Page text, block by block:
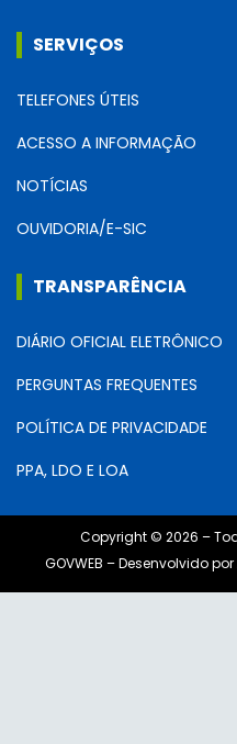
SERVIÇOS
TELEFONES ÚTEIS
ACESSO A INFORMAÇÃO
NOTÍCIAS
OUVIDORIA/E-SIC
TRANSPARÊNCIA
DIÁRIO OFICIAL ELETRÔNICO
PERGUNTAS FREQUENTES
POLÍTICA DE PRIVACIDADE
PPA, LDO E LOA
Copyright © 2026 –
GOVWEB – Desenvolvido